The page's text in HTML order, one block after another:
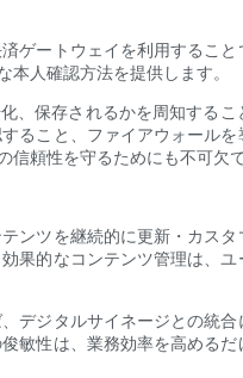
ゲートウェイを利用するこ
人確認方法を提供します。
、保存されるかを周知する
ること、ファイアウォール
頼性を守るためにも不可欠で
ンツを継続的に更新・カス
果的なコンテンツ管理は、
デジタルサイネージとの統
敏性は、業務効率を高める